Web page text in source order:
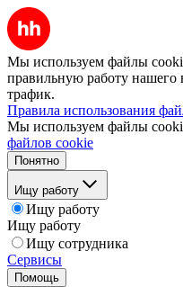
Мы используем файлы
правильную работу нашего
трафик.
Правила использования
Мы используем файлы
файлов cookie
Понятно
Ищу работу
Ищу работу
Ищу работу
Ищу сотрудника
Сервисы
Помощь